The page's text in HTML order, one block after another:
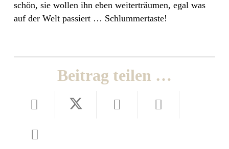
schön, sie wollen ihn eben weiterträumen, egal was
auf der Welt passiert … Schlummertaste!
Beitrag teilen …